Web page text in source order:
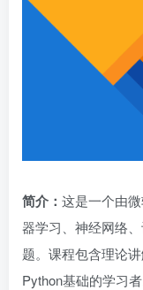
简介： 这是一个由
器学习、神经网络
题。课程包含理论
Python基础的学习者